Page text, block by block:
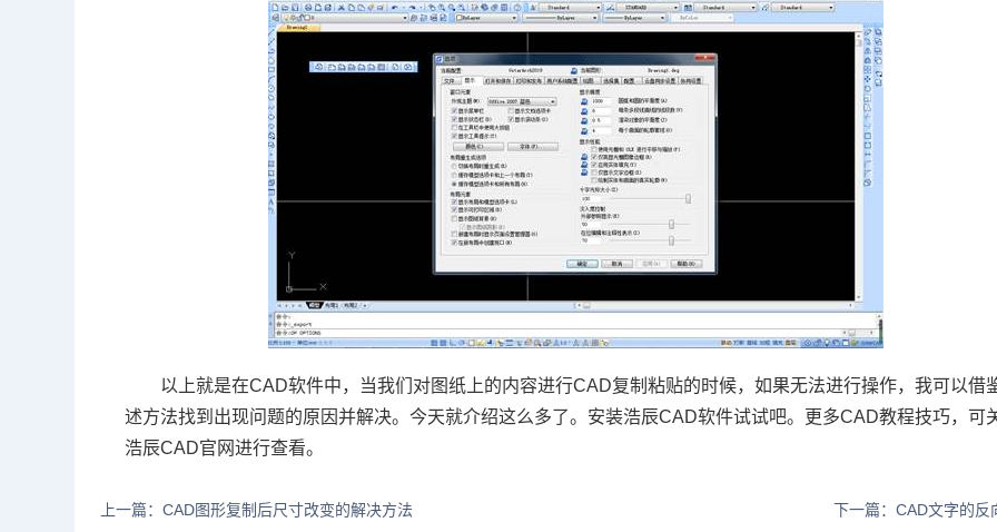
以上就是在CAD软件中，当我们对图纸上的内容进行CAD复制粘贴的时候，如果无法进行操作，我可以借
述方法找到出现问题的原因并解决。今天就介绍这么多了。安装浩辰CAD软件试试吧。更多CAD教程技巧，可
浩辰CAD官网进行查看。
上一篇：CAD图形复制后尺寸改变的解决方法 下一篇：CAD文字的反